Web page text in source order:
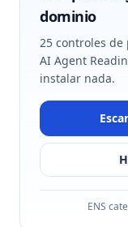
dominio
25 controles
AI Agent
instalar nada.
ENS